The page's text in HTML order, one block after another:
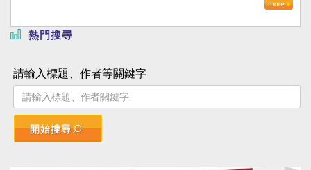
熱門搜尋
請輸入標題、作者等關鍵字
開始搜尋